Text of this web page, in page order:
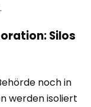
Silos
noch in
werden isoliert